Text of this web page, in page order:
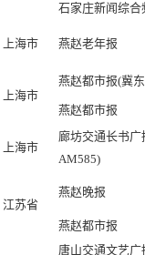
石家庄新闻综合
上海市 燕赵老年报
上海市
燕赵都市报(冀
燕赵都市报
上海市
廊坊交通长书广
AM585)
江苏省
燕赵晚报
燕赵都市报
唐山交通文艺广